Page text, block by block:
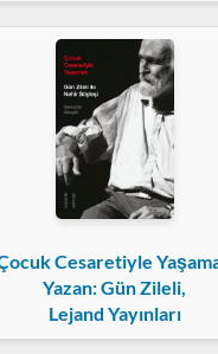
Cesaretiyle
Yazan: Gün Zileli,
Lejand Yayınları